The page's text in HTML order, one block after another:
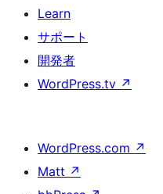
Learn
サポート
開発者
WordPress.tv ↗
WordPress.com ↗
Matt ↗